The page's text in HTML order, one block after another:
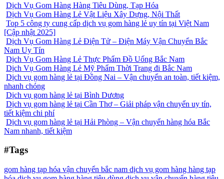
Dịch Vụ Gom Hàng Hàng Tiêu Dùng, Tạp Hóa
Dịch Vụ Gom Hàng Lẻ Vật Liệu Xây Dựng, Nội Thất
Top 5 công ty cung cấp dịch vụ gom hàng lẻ uy tín tại Việt Nam
[Cập nhật 2025]
Dịch Vụ Gom Hàng Lẻ Điện Tử – Điện Máy Vận Chuyển Bắc
Nam Uy Tín
Dịch Vụ Gom Hàng Lẻ Thực Phẩm Đồ Uống Bắc Nam
Dịch Vụ Gom Hàng Lẻ Mỹ Phẩm Thời Trang đi Bắc Nam
Dịch vụ gom hàng lẻ tại Đồng Nai – Vận chuyển an toàn, tiết kiệm,
nhanh chóng
Dịch vụ gom hàng lẻ tại Bình Dương
Dịch vụ gom hàng lẻ tại Cần Thơ – Giải pháp vận chuyển uy tín,
tiết kiệm chi phí
Dịch vụ gom hàng lẻ tại Hải Phòng – Vận chuyển hàng hóa Bắc
Nam nhanh, tiết kiệm
#Tags
gom hàng tạp hóa vận chuyển bắc nam dịch vụ gom hàng hàng tạp